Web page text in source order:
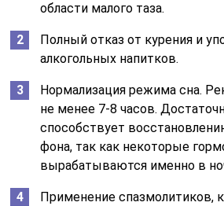
области малого таза.
Полный отказ от курения и
алкогольных напитков.
Нормализация режима сна.
не менее 7-8 часов.
способствует
фона, так как некоторые
вырабатываются именно в
Применение спазмолитиков,